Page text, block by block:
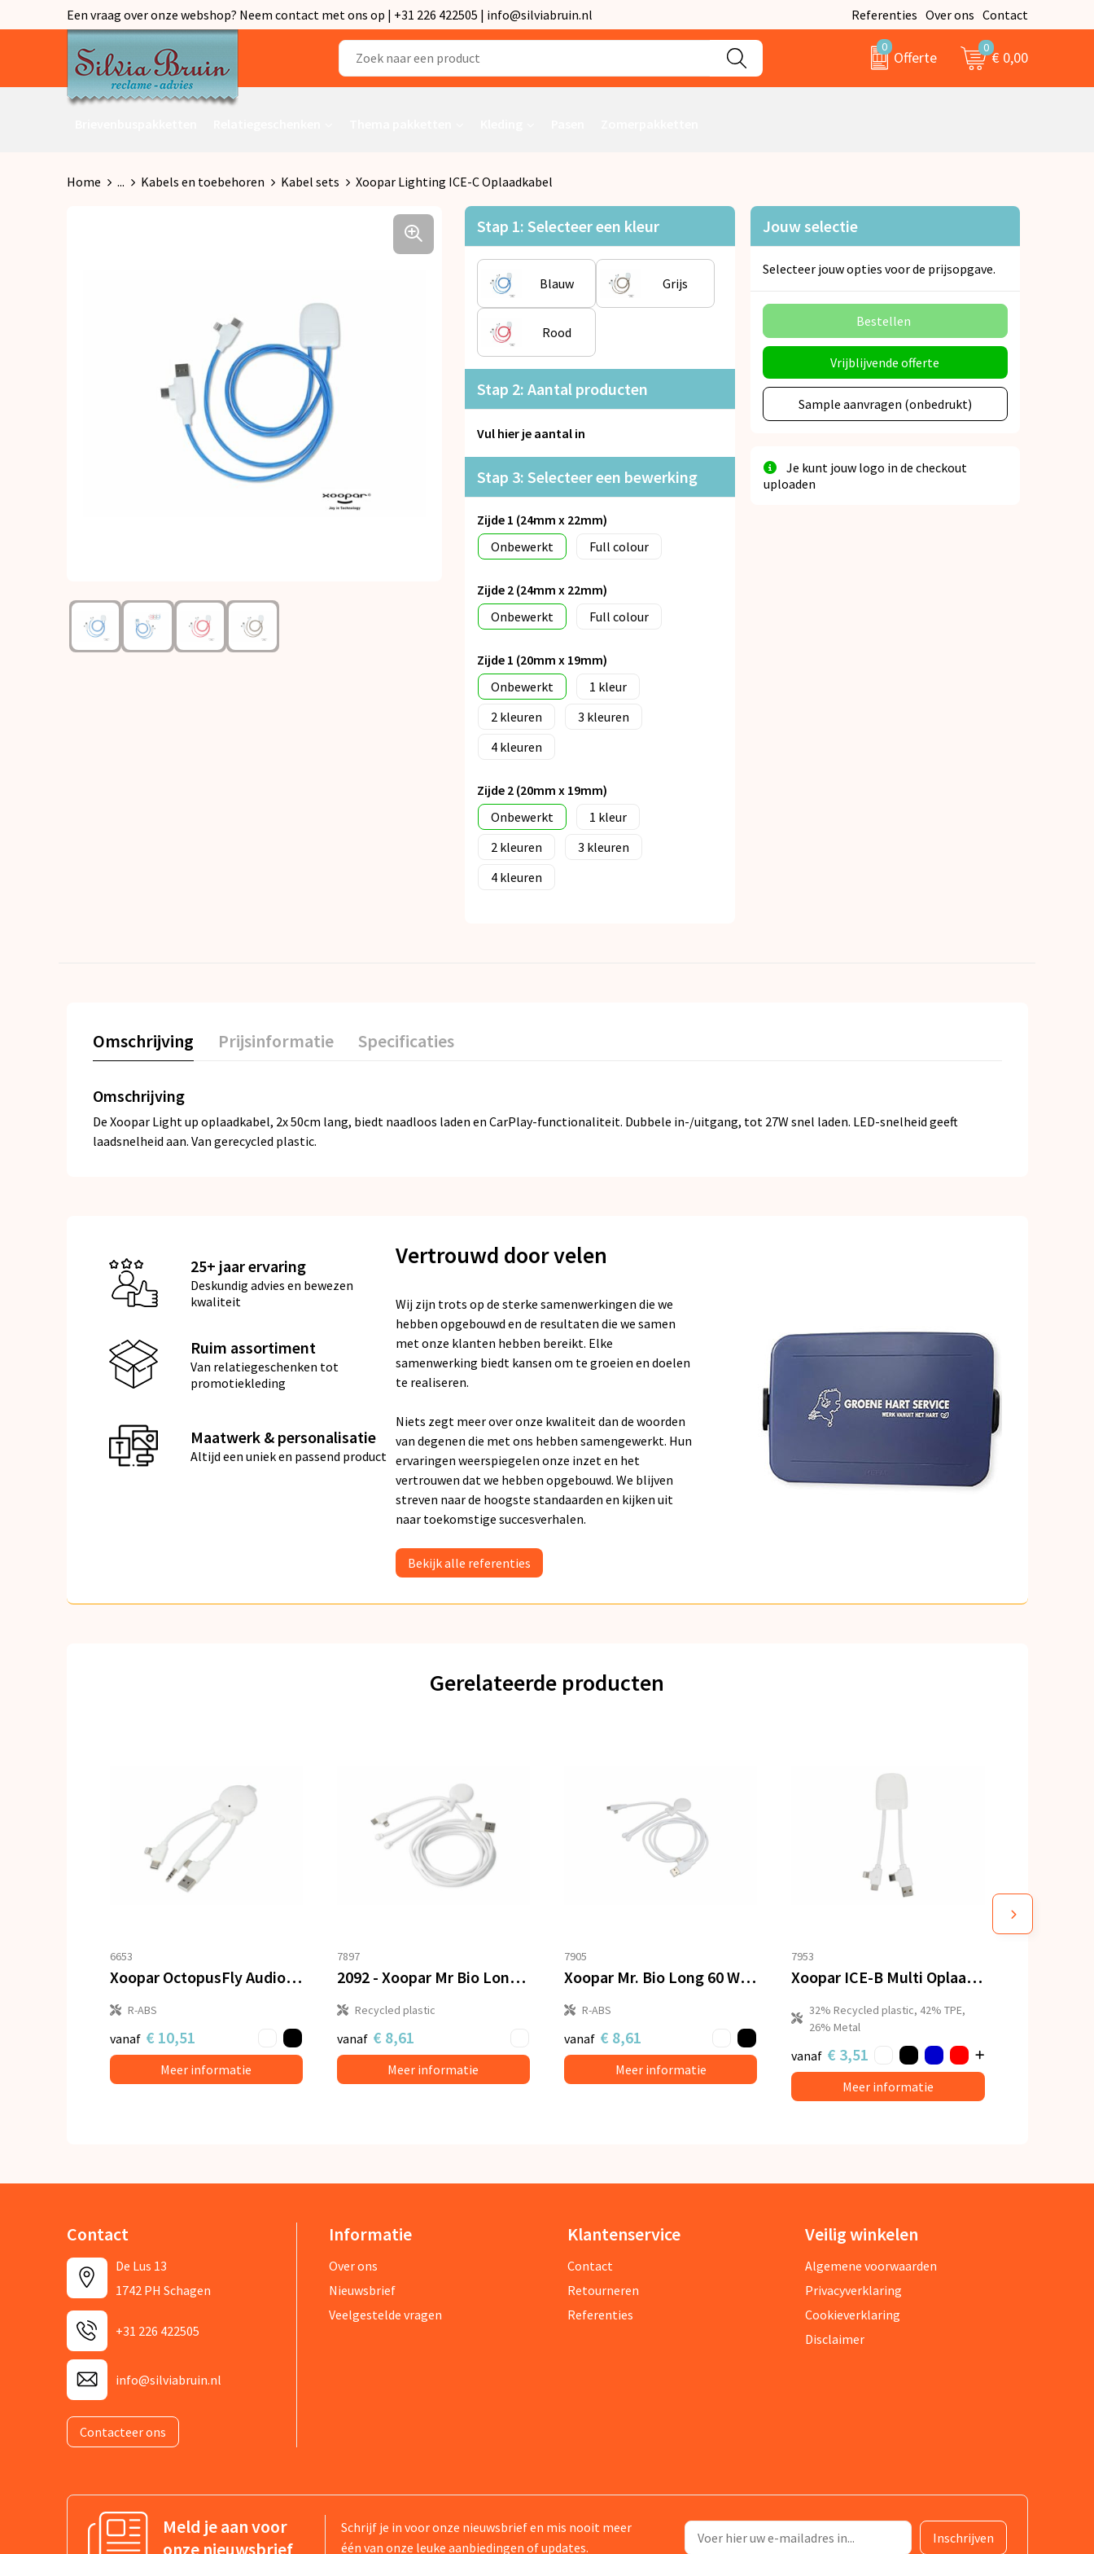
Een vraag over onze webshop? Neem contact met ons op | +31 226 422505 | info@silviabruin.nl Referenties Over ons Contact
0
Offerte
0
€ 0,00
Home ... Kabels en toebehoren Kabel sets Xoopar Lighting ICE-C Oplaadkabel
Stap 1: Selecteer een kleur
Blauw Grijs
Rood
Stap 2: Aantal producten
Vul hier je aantal in
Stap 3: Selecteer een bewerking
Zijde 1 (24mm x 22mm)
Onbewerkt
Full colour
Zijde 2 (24mm x 22mm)
Onbewerkt
Full colour
Zijde 1 (20mm x 19mm)
Onbewerkt
1
2
3
4
Zijde 2 (20mm x 19mm)
Onbewerkt
1
2
3
4
Jouw selectie
Selecteer jouw opties voor de prijsopgave.
Bestellen
Vrijblijvende offerte
Sample aanvragen (onbedrukt)
Je kunt jouw logo in de checkout
uploaden
Omschrijving Prijsinformatie Specificaties
Omschrijving
De Xoopar Light up oplaadkabel, 2x 50cm lang, biedt naadloos laden en CarPlay-functionaliteit. Dubbele in-/uitgang, tot 27W snel laden. LED-snelheid geeft
laadsnelheid aan. Van gerecycled plastic.
25+ jaar ervaring
Deskundig advies en bewezen
kwaliteit
Ruim assortiment
Van relatiegeschenken tot
promotiekleding
Maatwerk & personalisatie
Altijd een uniek en passend product
Vertrouwd door velen
Wij zijn trots op de sterke samenwerkingen die we
hebben opgebouwd en de resultaten die we samen
met onze klanten hebben bereikt. Elke
samenwerking biedt kansen om te groeien en doelen
te realiseren.
Niets zegt meer over onze kwaliteit dan de woorden
van degenen die met ons hebben samengewerkt. Hun
ervaringen weerspiegelen onze inzet en het
vertrouwen dat we hebben opgebouwd. We blijven
streven naar de hoogste standaarden en kijken uit
naar toekomstige succesverhalen.
Bekijk alle referenties
Gerelateerde producten
6653
Xoopar OctopusFly Audiozender
R-ABS
vanaf € 10,51
Meer informatie
7897
2092 - Xoopar Mr Bio Long 60 W PD Multi Oplaadkabel 2 Meter
Recycled plastic
vanaf € 8,61
Meer informatie
7905
Xoopar Mr. Bio Long 60 W PD Multi Oplaadkabel 1.2 Meter
R-ABS
vanaf € 8,61
Meer informatie
7953
Xoopar ICE-B Multi Oplaadkabel
32% Recycled plastic, 42% TPE,
26% Metal
vanaf € 3,51
Meer informatie
Contact
De Lus 13
1742 PH Schagen
+31 226 422505
info@silviabruin.nl
Contacteer ons
Informatie
Over ons
Nieuwsbrief
Veelgestelde vragen
Klantenservice
Contact
Retourneren
Referenties
Veilig winkelen
Algemene voorwaarden
Privacyverklaring
Cookieverklaring
Disclaimer
Meld je aan voor
onze nieuwsbrief
Schrijf je in voor onze nieuwsbrief en mis nooit meer
één van onze leuke aanbiedingen of updates.